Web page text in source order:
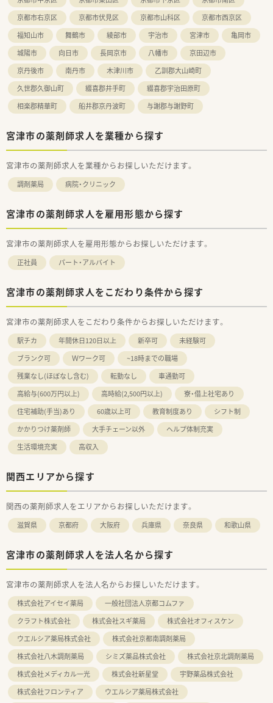
以上の方など、幅広い年齢層の方が活躍しています。
京都市右京区
京都市伏見区 京都市山科区
京都市西京区
福知山市
舞鶴市 綾部市 宇治市 宮津市
亀岡市
城陽市
向日市 長岡京市 八幡市
京田辺市
京丹後市
南丹市 木津川市
乙訓郡大山崎町
久世郡久御山町
綴喜郡井手町
綴喜郡宇治田原町
相楽郡精華町
船井郡京丹波町 与謝郡与謝野町
宮津市の薬剤師求人を業種から探す
宮津市の薬剤師求人を業種からお探しいただけます。
調剤薬局 病院・クリニック
宮津市の薬剤師求人を雇用形態から探す
宮津市の薬剤師求人を雇用形態からお探しいただけます。
正社員 パート・アルバイト
宮津市の薬剤師求人をこだわり条件から探す
宮津市の薬剤師求人をこだわり条件からお探しいただけます。
駅チカ 年間休日120日以上 新卒可
未経験可
ブランク可
Ｗワーク可
~18時までの職場
残業なし(ほぼなし含む)
転勤なし
車通勤可
高給与(600万円以上)
高時給(2,500円以上)
寮・借上社宅あり
住宅補助(手当)あり
60歳以上可 教育制度あり
シフト制
かかりつけ薬剤師
大手チェーン以外
ヘルプ体制充実
生活環境充実
高収入
関西エリアから探す
関西の薬剤師求人をエリアからお探しいただけます。
滋賀県 京都府 大阪府 兵庫県 奈良県 和歌山県
宮津市の薬剤師求人を法人名から探す
宮津市の薬剤師求人を法人名からお探しいただけます。
株式会社アイセイ薬局
一般社団法人京都コムファ
クラフト株式会社
株式会社スギ薬局
株式会社オフィスケン
ウエルシア薬局株式会社
株式会社京都南調剤薬局
株式会社八木調剤薬局
シミズ薬品株式会社
株式会社京北調剤薬局
株式会社メディカル一光
株式会社新星堂
宇野薬品株式会社
株式会社フロンティア
ウエルシア薬局株式会社